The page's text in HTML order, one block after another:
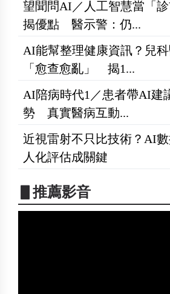
望聞問AI／人工智慧當「
揭優點 醫示警：仍...
AI能幫整理健康資訊？兒
「愈查愈亂」 揭1...
AI陪病時代1／患者帶AI建
勢 真實醫病互動...
近視雷射不只比技術？AI
人化評估成關鍵
▋推薦影音